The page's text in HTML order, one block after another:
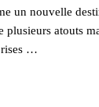
un nouvelle
plusieurs atouts
…